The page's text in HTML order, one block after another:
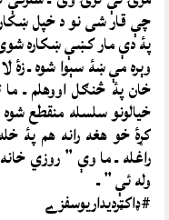
چې قار شی نو د خپل ښکار
پۀ دې مار کښې ښکاره
وېره مې ښۀ سېوا شوه ـ
خان پۀ څنګل اووهلم ـ
خيالونو سلسله منقطع
کړۀ خو هغه رانه هم پۀ
راغله ـ ما وې ” روزي
وله ئې ” ـ
#ډاکټرديداريوسفزے